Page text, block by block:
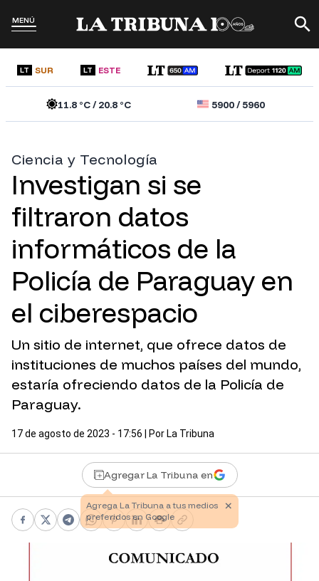
MENÚ
LT SUR LT ESTE
11.8°C /20.8°C 5900/5960
Ciencia y Tecnología
Investigan si se
filtraron datos
informáticos de la
Policía de Paraguay en
el ciberespacio
Un sitio de internet, que ofrece datos de
instituciones de muchos países del mundo,
estaría ofreciendo datos de la Policía de
Paraguay.
17 de agosto de 2023 - 17:56 | Por La Tribuna
Agregar La Tribuna en
Facebook
X Telegram
WhatsApp
Pinterest
LinkedIn
PrintCopy link